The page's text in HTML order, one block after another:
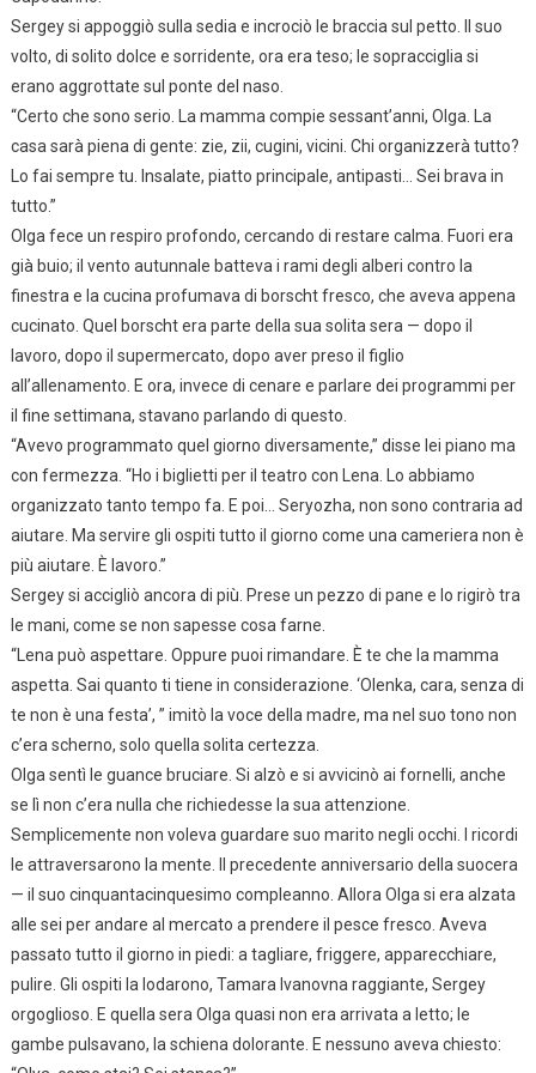
Sergey si appoggiò sulla sedia e incrociò le braccia sul petto. Il suo
volto, di solito dolce e sorridente, ora era teso; le sopracciglia si
erano aggrottate sul ponte del naso.
“Certo che sono serio. La mamma compie sessant’anni, Olga. La
casa sarà piena di gente: zie, zii, cugini, vicini. Chi organizzerà tutto?
Lo fai sempre tu. Insalate, piatto principale, antipasti… Sei brava in
tutto.”
Olga fece un respiro profondo, cercando di restare calma. Fuori era
già buio; il vento autunnale batteva i rami degli alberi contro la
finestra e la cucina profumava di borscht fresco, che aveva appena
cucinato. Quel borscht era parte della sua solita sera — dopo il
lavoro, dopo il supermercato, dopo aver preso il figlio
all’allenamento. E ora, invece di cenare e parlare dei programmi per
il fine settimana, stavano parlando di questo.
“Avevo programmato quel giorno diversamente,” disse lei piano ma
con fermezza. “Ho i biglietti per il teatro con Lena. Lo abbiamo
organizzato tanto tempo fa. E poi… Seryozha, non sono contraria ad
aiutare. Ma servire gli ospiti tutto il giorno come una cameriera non è
più aiutare. È lavoro.”
Sergey si accigliò ancora di più. Prese un pezzo di pane e lo rigirò tra
le mani, come se non sapesse cosa farne.
“Lena può aspettare. Oppure puoi rimandare. È te che la mamma
aspetta. Sai quanto ti tiene in considerazione. ‘Olenka, cara, senza di
te non è una festa’, ” imitò la voce della madre, ma nel suo tono non
c’era scherno, solo quella solita certezza.
Olga sentì le guance bruciare. Si alzò e si avvicinò ai fornelli, anche
se lì non c’era nulla che richiedesse la sua attenzione.
Semplicemente non voleva guardare suo marito negli occhi. I ricordi
le attraversarono la mente. Il precedente anniversario della suocera
— il suo cinquantacinquesimo compleanno. Allora Olga si era alzata
alle sei per andare al mercato a prendere il pesce fresco. Aveva
passato tutto il giorno in piedi: a tagliare, friggere, apparecchiare,
pulire. Gli ospiti la lodarono, Tamara Ivanovna raggiante, Sergey
orgoglioso. E quella sera Olga quasi non era arrivata a letto; le
gambe pulsavano, la schiena dolorante. E nessuno aveva chiesto: